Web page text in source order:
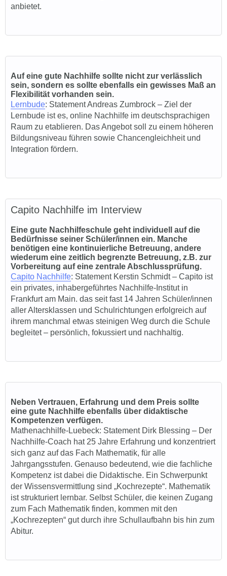
anbietet.
Auf eine gute Nachhilfe sollte nicht zur verlässlich
sein, sondern es sollte ebenfalls ein gewisses Maß an
Flexibilität vorhanden sein.
Lernbude: Statement Andreas Zumbrock – Ziel der
Lernbude ist es, online Nachhilfe im deutschsprachigen
Raum zu etablieren. Das Angebot soll zu einem höheren
Bildungsniveau führen sowie Chancengleichheit und
Integration fördern.
Capito Nachhilfe im Interview
Eine gute Nachhilfeschule geht individuell auf die
Bedürfnisse seiner Schüler/innen ein. Manche
benötigen eine kontinuierliche Betreuung, andere
wiederum eine zeitlich begrenzte Betreuung, z.B. zur
Vorbereitung auf eine zentrale Abschlussprüfung.
Capito Nachhilfe: Statement Kerstin Schmidt – Capito ist
ein privates, inhabergeführtes Nachhilfe-Institut in
Frankfurt am Main. das seit fast 14 Jahren Schüler/innen
aller Altersklassen und Schulrichtungen erfolgreich auf
ihrem manchmal etwas steinigen Weg durch die Schule
begleitet – persönlich, fokussiert und nachhaltig.
Neben Vertrauen, Erfahrung und dem Preis sollte
eine gute Nachhilfe ebenfalls über didaktische
Kompetenzen verfügen.
Mathenachhilfe-Luebeck: Statement Dirk Blessing – Der
Nachhilfe-Coach hat 25 Jahre Erfahrung und konzentriert
sich ganz auf das Fach Mathematik, für alle
Jahrgangsstufen. Genauso bedeutend, wie die fachliche
Kompetenz ist dabei die Didaktische. Ein Schwerpunkt
der Wissensvermittlung sind „Kochrezepte“. Mathematik
ist strukturiert lernbar. Selbst Schüler, die keinen Zugang
zum Fach Mathematik finden, kommen mit den
„Kochrezepten“ gut durch ihre Schullaufbahn bis hin zum
Abitur.